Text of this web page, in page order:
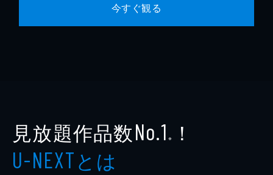
今すぐ観る
見放題作品数No.1 ※ ！
U-NEXTとは